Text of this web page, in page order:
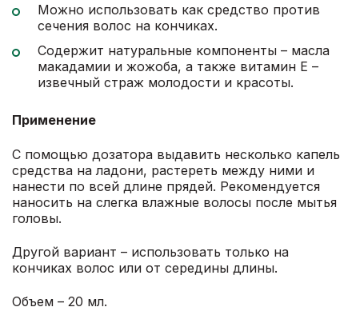
Можно использовать как средство против
сечения волос на кончиках.
Содержит натуральные компоненты – масла
макадамии и жожоба, а также витамин Е –
извечный страж молодости и красоты.
Применение
С помощью дозатора выдавить несколько капель
средства на ладони, растереть между ними и
нанести по всей длине прядей. Рекомендуется
наносить на слегка влажные волосы после мытья
головы.
Другой вариант – использовать только на
кончиках волос или от середины длины.
Объем – 20 мл.